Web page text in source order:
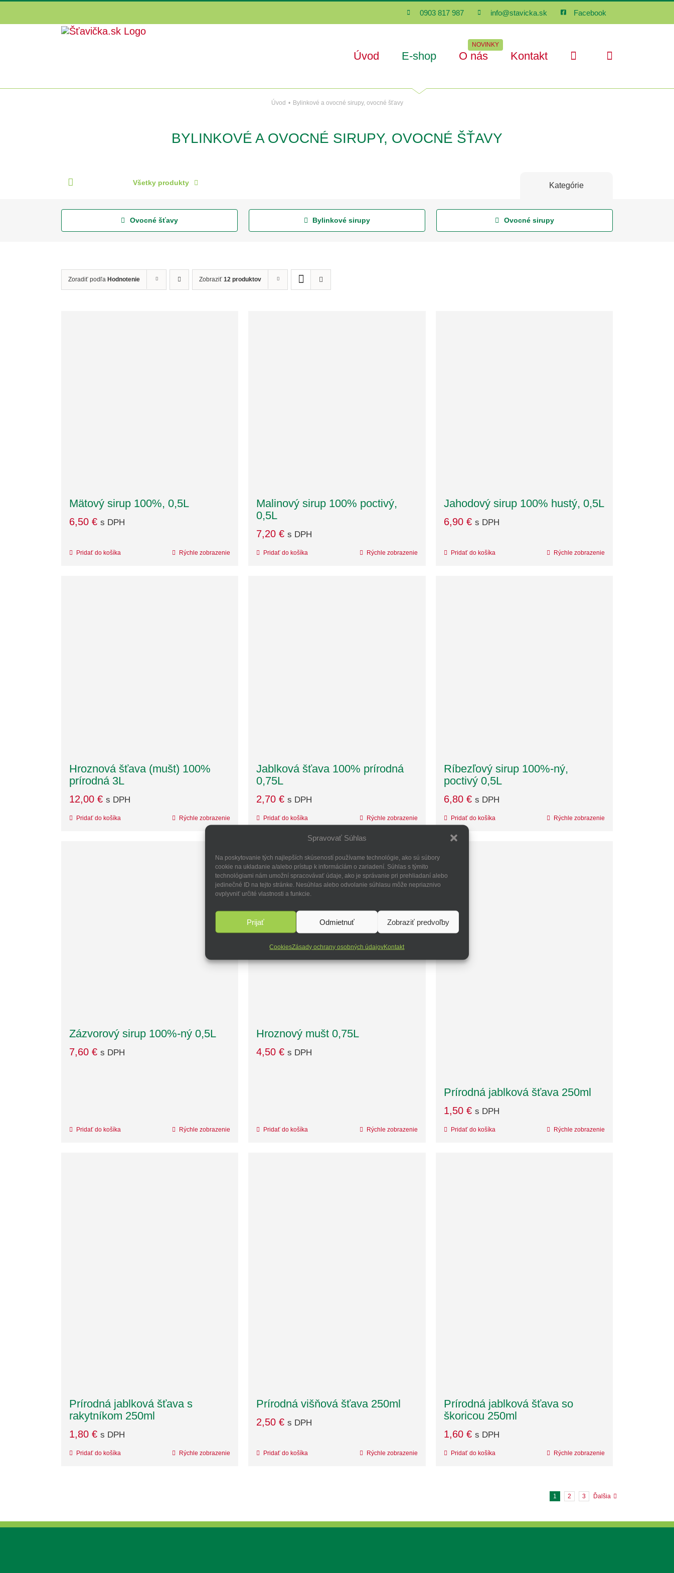
Spravovať Súhlas
Na poskytovanie tých najlepších skúseností používame technológie, ako sú súbory
cookie na ukladanie a/alebo prístup k informáciám o zariadení. Súhlas s týmito
technológiami nám umožní spracovávať údaje, ako je správanie pri prehliadaní alebo
jedinečné ID na tejto stránke. Nesúhlas alebo odvolanie súhlasu môže nepriaznivo
ovplyvniť určité vlastnosti a funkcie.
Prijať Odmietnuť Zobraziť predvoľby
CookiesZásady ochrany osobných údajovKontakt
0903 817 987 info@stavicka.sk Facebook
Úvod E-shop O nás
NOVINKY
Kontakt
Úvod Bylinkové a ovocné sirupy, ovocné šťavy
BYLINKOVÉ A OVOCNÉ SIRUPY, OVOCNÉ ŠŤAVY
Všetky produkty Kategórie
Ovocné šťavy Bylinkové sirupy Ovocné sirupy
Zoradiť podľa Hodnotenie Zobraziť 12 produktov
Mätový sirup 100%, 0,5L
6,50 € s DPH
Pridať do košíka Rýchle zobrazenie
Malinový sirup 100% poctivý,
0,5L
7,20€ s DPH
Pridať do košíka Rýchle zobrazenie
Jahodový sirup 100% hustý, 0,5L
6,90 € s DPH
Pridať do košíka Rýchle zobrazenie
Hroznová šťava (mušt) 100%
prírodná 3L
12,00 € s DPH
Pridať do košíka Rýchle zobrazenie
Jablková šťava 100% prírodná
0,75L
2,70€ s DPH
Pridať do košíka Rýchle zobrazenie
Ríbezľový sirup 100%-ný,
poctivý 0,5L
6,80 € s DPH
Pridať do košíka Rýchle zobrazenie
Zázvorový sirup 100%-ný 0,5L
7,60 € s DPH
Pridať do košíka Rýchle zobrazenie
Hroznový mušt 0,75L
4,50€ s DPH
Pridať do košíka Rýchle zobrazenie
Prírodná jablková šťava 250ml
1,50 € s DPH
Pridať do košíka Rýchle zobrazenie
Prírodná jablková šťava s
rakytníkom 250ml
1,80 € s DPH
Pridať do košíka Rýchle zobrazenie
Prírodná višňová šťava 250ml
2,50€ s DPH
Pridať do košíka Rýchle zobrazenie
Prírodná jablková šťava so
škoricou 250ml
1,60 € s DPH
Pridať do košíka Rýchle zobrazenie
1 2 3 Ďalšia